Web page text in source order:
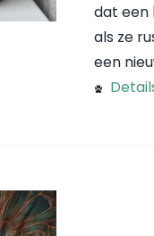
dat een
als ze
een